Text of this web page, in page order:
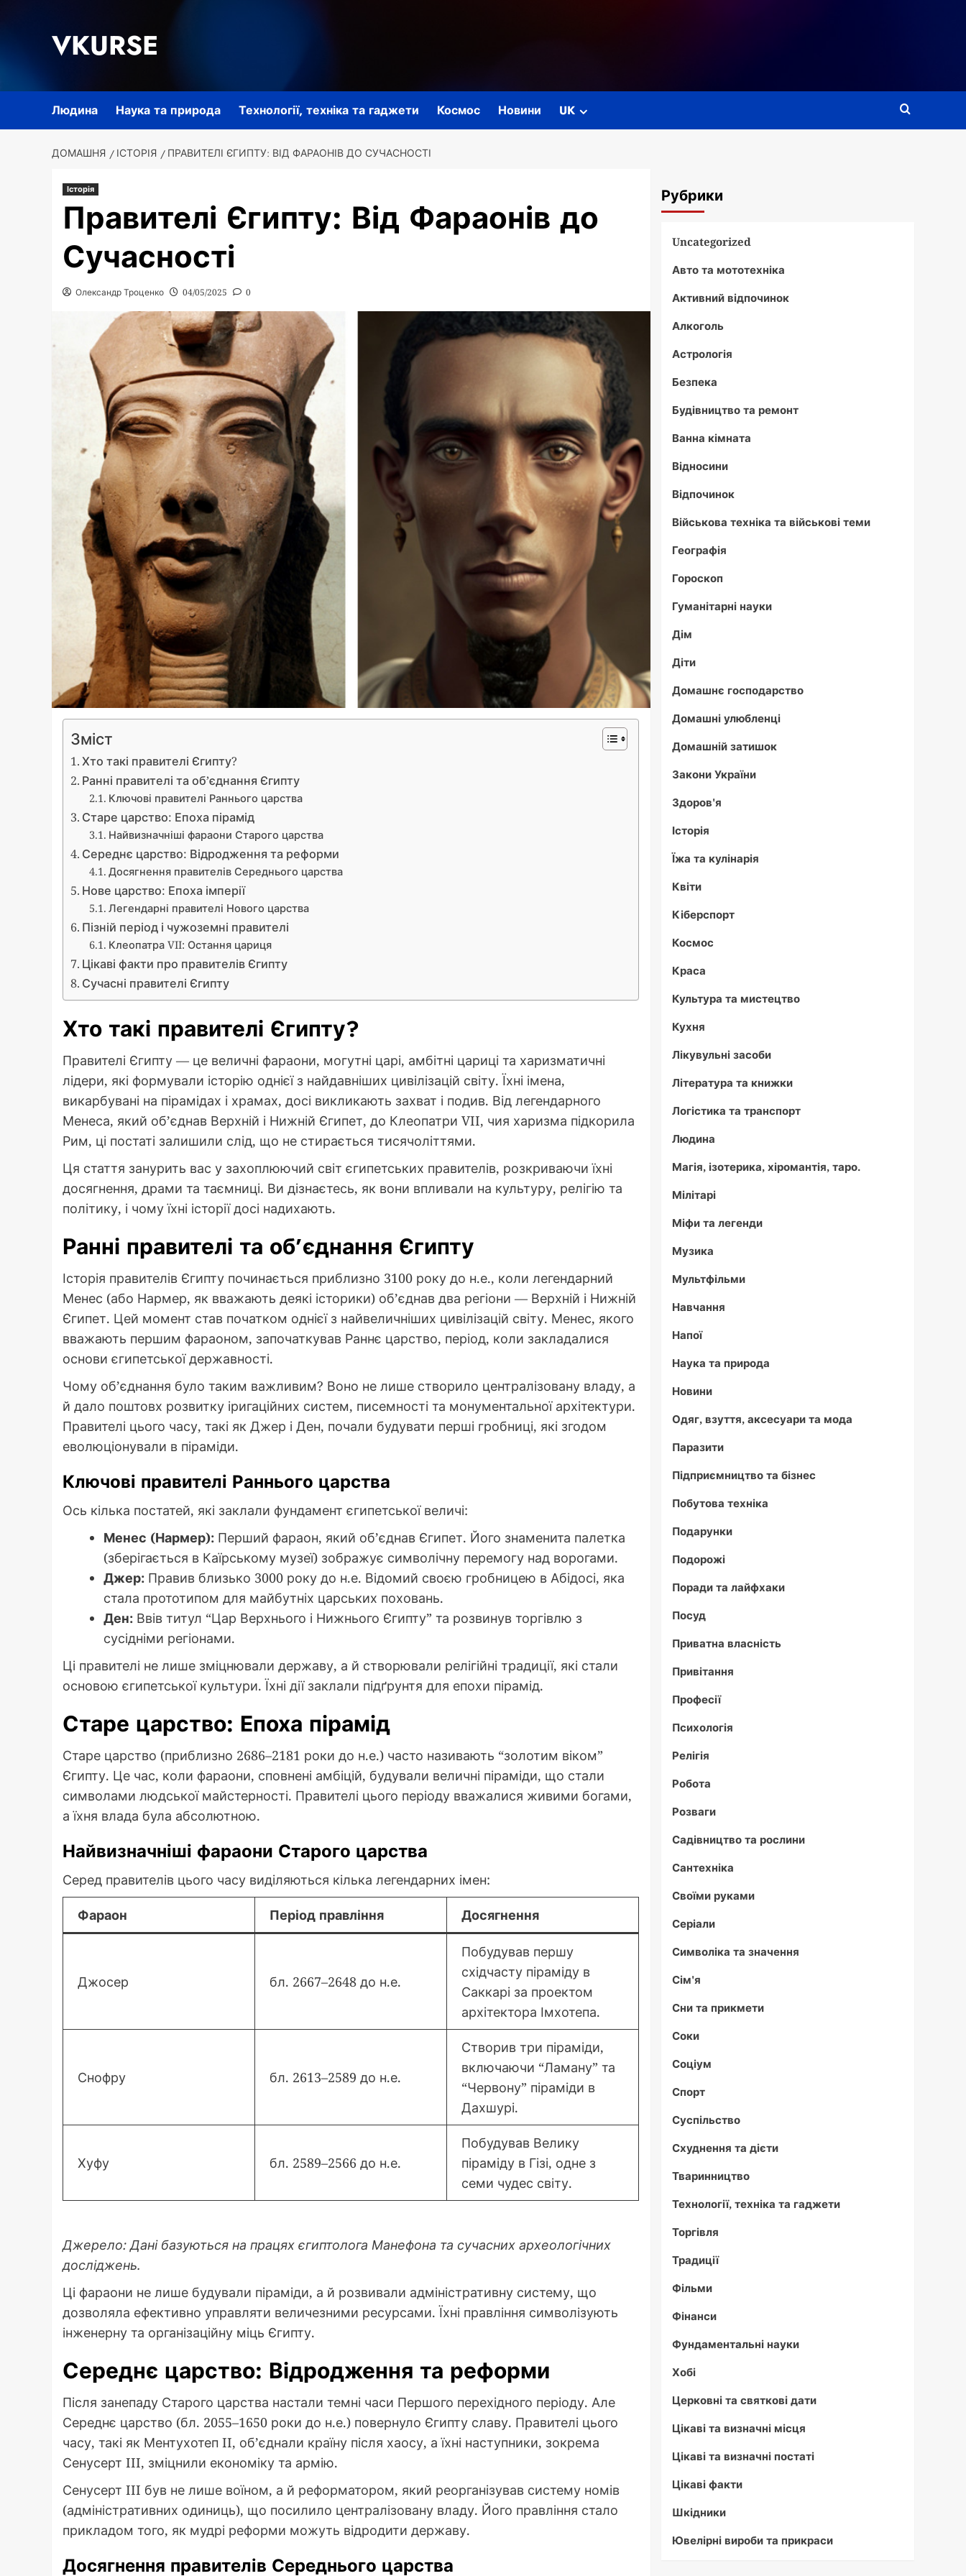
VKURSE
Людина Наука та природа Технології, техніка та гаджети Космос Новини UK
ДОМАШНЯ ІСТОРІЯ ПРАВИТЕЛІ ЄГИПТУ: ВІД ФАРАОНІВ ДО СУЧАСНОСТІ
Історія
Правителі Єгипту: Від Фараонів до
Сучасності
Олександр Троценко 04/05/2025 0
Зміст
Хто такі правителі Єгипту?
Ранні правителі та об’єднання Єгипту
Ключові правителі Раннього царства
Старе царство: Епоха пірамід
Найвизначніші фараони Старого царства
Середнє царство: Відродження та реформи
Досягнення правителів Середнього царства
Нове царство: Епоха імперії
Легендарні правителі Нового царства
Пізній період і чужоземні правителі
Клеопатра VII: Остання цариця
Цікаві факти про правителів Єгипту
Сучасні правителі Єгипту
Хто такі правителі Єгипту?
Правителі Єгипту — це величні фараони, могутні царі, амбітні цариці та харизматичні
лідери, які формували історію однієї з найдавніших цивілізацій світу. Їхні імена,
викарбувані на пірамідах і храмах, досі викликають захват і подив. Від легендарного
Менеса, який об’єднав Верхній і Нижній Єгипет, до Клеопатри VII, чия харизма підкорила
Рим, ці постаті залишили слід, що не стирається тисячоліттями.
Ця стаття занурить вас у захоплюючий світ єгипетських правителів, розкриваючи їхні
досягнення, драми та таємниці. Ви дізнаєтесь, як вони впливали на культуру, релігію та
політику, і чому їхні історії досі надихають.
Ранні правителі та об’єднання Єгипту
Історія правителів Єгипту починається приблизно 3100 року до н.е., коли легендарний
Менес (або Нармер, як вважають деякі історики) об’єднав два регіони — Верхній і Нижній
Єгипет. Цей момент став початком однієї з найвеличніших цивілізацій світу. Менес, якого
вважають першим фараоном, започаткував Раннє царство, період, коли закладалися
основи єгипетської державності.
Чому об’єднання було таким важливим? Воно не лише створило централізовану владу, а
й дало поштовх розвитку іригаційних систем, писемності та монументальної архітектури.
Правителі цього часу, такі як Джер і Ден, почали будувати перші гробниці, які згодом
еволюціонували в піраміди.
Ключові правителі Раннього царства
Ось кілька постатей, які заклали фундамент єгипетської величі:
Менес (Нармер): Перший фараон, який об’єднав Єгипет. Його знаменита палетка
(зберігається в Каїрському музеї) зображує символічну перемогу над ворогами.
Джер: Правив близько 3000 року до н.е. Відомий своєю гробницею в Абідосі, яка
стала прототипом для майбутніх царських поховань.
Ден: Ввів титул “Цар Верхнього і Нижнього Єгипту” та розвинув торгівлю з
сусідніми регіонами.
Ці правителі не лише зміцнювали державу, а й створювали релігійні традиції, які стали
основою єгипетської культури. Їхні дії заклали підґрунтя для епохи пірамід.
Старе царство: Епоха пірамід
Старе царство (приблизно 2686–2181 роки до н.е.) часто називають “золотим віком”
Єгипту. Це час, коли фараони, сповнені амбіцій, будували величні піраміди, що стали
символами людської майстерності. Правителі цього періоду вважалися живими богами,
а їхня влада була абсолютною.
Найвизначніші фараони Старого царства
Серед правителів цього часу виділяються кілька легендарних імен:
Фараон Період правління Досягнення
Джосер бл. 2667–2648 до н.е.
Побудував першу
східчасту піраміду в
Саккарі за проектом
архітектора Імхотепа.
Снофру бл. 2613–2589 до н.е.
Створив три піраміди,
включаючи “Ламану” та
“Червону” піраміди в
Дахшурі.
Хуфу бл. 2589–2566 до н.е.
Побудував Велику
піраміду в Гізі, одне з
семи чудес світу.
Джерело: Дані базуються на працях єгиптолога Манефона та сучасних археологічних
досліджень.
Ці фараони не лише будували піраміди, а й розвивали адміністративну систему, що
дозволяла ефективно управляти величезними ресурсами. Їхні правління символізують
інженерну та організаційну міць Єгипту.
Середнє царство: Відродження та реформи
Після занепаду Старого царства настали темні часи Першого перехідного періоду. Але
Середнє царство (бл. 2055–1650 роки до н.е.) повернуло Єгипту славу. Правителі цього
часу, такі як Ментухотеп II, об’єднали країну після хаосу, а їхні наступники, зокрема
Сенусерт III, зміцнили економіку та армію.
Сенусерт III був не лише воїном, а й реформатором, який реорганізував систему номів
(адміністративних одиниць), що посилило централізовану владу. Його правління стало
прикладом того, як мудрі реформи можуть відродити державу.
Досягнення правителів Середнього царства
Рубрики
Uncategorized
Авто та мототехніка
Активний відпочинок
Алкоголь
Астрологія
Безпека
Будівництво та ремонт
Ванна кімната
Відносини
Відпочинок
Військова техніка та військові теми
Географія
Гороскоп
Гуманітарні науки
Дім
Діти
Домашнє господарство
Домашні улюбленці
Домашній затишок
Закони України
Здоров'я
Історія
Їжа та кулінарія
Квіти
Кіберспорт
Космос
Краса
Культура та мистецтво
Кухня
Лікувульні засоби
Література та книжки
Логістика та транспорт
Людина
Магія, ізотерика, хіромантія, таро.
Мілітарі
Міфи та легенди
Музика
Мультфільми
Навчання
Напої
Наука та природа
Новини
Одяг, взуття, аксесуари та мода
Паразити
Підприємництво та бізнес
Побутова техніка
Подарунки
Подорожі
Поради та лайфхаки
Посуд
Приватна власність
Привітання
Професії
Психологія
Релігія
Робота
Розваги
Садівництво та рослини
Сантехніка
Своїми руками
Серіали
Символіка та значення
Сім'я
Сни та прикмети
Соки
Соціум
Спорт
Суспільство
Схуднення та дієти
Тваринництво
Технології, техніка та гаджети
Торгівля
Традиції
Фільми
Фінанси
Фундаментальні науки
Хобі
Церковні та святкові дати
Цікаві та визначні місця
Цікаві та визначні постаті
Цікаві факти
Шкідники
Ювелірні вироби та прикраси